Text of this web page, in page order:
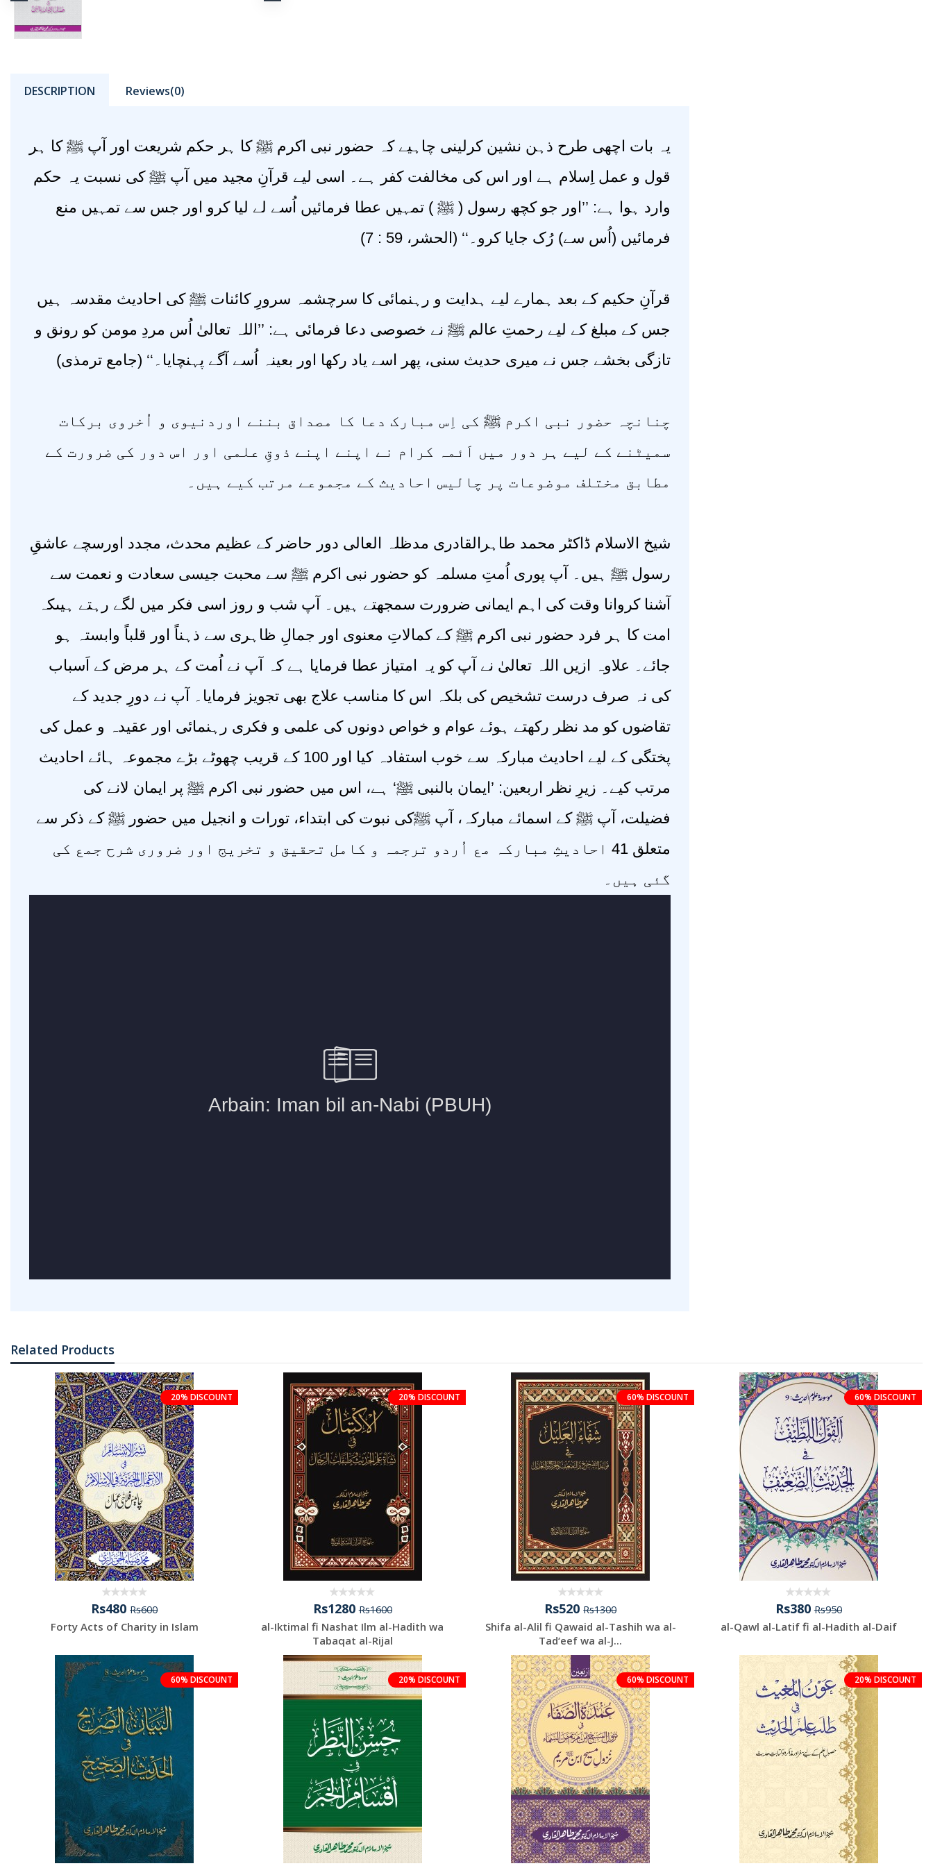
DESCRIPTION Reviews(0)
یہ بات اچھی طرح ذہن نشین کرلینی چاہیے کہ حضور نبی اکرم ﷺ کا ہر حکم شریعت اور آپ ﷺ کا ہر
قول و عمل اِسلام ہے اور اس کی مخالفت کفر ہے۔ اسی لیے قرآنِ مجید میں آپ ﷺ کی نسبت یہ حکم
وارد ہوا ہے: ’’اور جو کچھ رسول ( ﷺ ) تمہیں عطا فرمائیں اُسے لے لیا کرو اور جس سے تمہیں منع
فرمائیں (اُس سے) رُک جایا کرو۔‘‘ (الحشر، 59 : 7)
قرآنِ حکیم کے بعد ہمارے لیے ہدایت و رہنمائی کا سرچشمہ سرورِ کائنات ﷺ کی احادیث مقدسہ ہیں
جس کے مبلغ کے لیے رحمتِ عالم ﷺ نے خصوصی دعا فرمائی ہے: ’’اللہ تعالیٰ اُس مردِ مومن کو رونق و
تازگی بخشے جس نے میری حدیث سنی، پھر اسے یاد رکھا اور بعینہ اُسے آگے پہنچایا۔‘‘ (جامع ترمذی)
چنانچہ حضور نبی اکرم ﷺ کی اِس مبارک دعا کا مصداق بننے اوردنیوی و اُخروی برکات
سمیٹنے کے لیے ہر دور میں اَئمہ کرام نے اپنے اپنے ذوقِ علمی اور اس دور کی ضرورت کے
مطابق مختلف موضوعات پر چالیس احادیث کے مجموعے مرتب کیے ہیں۔
شیخ الاسلام ڈاکٹر محمد طاہرالقادری مدظلہ العالی دور حاضر کے عظیم محدث، مجدد اورسچے عاشقِ
رسول ﷺ ہیں۔ آپ پوری اُمتِ مسلمہ کو حضور نبی اکرم ﷺ سے محبت جیسی سعادت و نعمت سے
آشنا کروانا وقت کی اہم ایمانی ضرورت سمجھتے ہیں۔ آپ شب و روز اسی فکر میں لگے رہتے ہیںکہ
امت کا ہر فرد حضور نبی اکرم ﷺ کے کمالاتِ معنوی اور جمالِ ظاہری سے ذہناً اور قلباً وابستہ ہو
جائے۔ علاوہ ازیں اللہ تعالیٰ نے آپ کو یہ امتیاز عطا فرمایا ہے کہ آپ نے اُمت کے ہر مرض کے اَسباب
کی نہ صرف درست تشخیص کی بلکہ اس کا مناسب علاج بھی تجویز فرمایا۔ آپ نے دورِ جدید کے
تقاضوں کو مد نظر رکھتے ہوئے عوام و خواص دونوں کی علمی و فکری رہنمائی اور عقیدہ و عمل کی
پختگی کے لیے احادیث مبارکہ سے خوب استفادہ کیا اور 100 کے قریب چھوٹے بڑے مجموعہ ہائے احادیث
مرتب کیے۔ زیرِ نظر اربعین: ’ایمان بالنبی ﷺ‘ ہے، اس میں حضور نبی اکرم ﷺ پر ایمان لانے کی
فضیلت، آپ ﷺ کے اسمائے مبارکہ، آپ ﷺکی نبوت کی ابتداء، تورات و انجیل میں حضور ﷺ کے ذکر سے
متعلق 41 احادیثِ مبارکہ مع اُردو ترجمہ و کامل تحقیق و تخریج اور ضروری شرح جمع کی
گئی ہیں۔
Related Products
20% DISCOUNT
Rs480Rs600
Forty Acts of Charity in Islam
20% DISCOUNT
Rs1280Rs1600
al-Iktimal fi Nashat Ilm al-Hadith wa
Tabaqat al-Rijal
60% DISCOUNT
Rs520Rs1300
Shifa al-Alil fi Qawaid al-Tashih wa al-
Tad‘eef wa al-J...
60% DISCOUNT
Rs380Rs950
al-Qawl al-Latif fi al-Hadith al-Daif
60% DISCOUNT 20% DISCOUNT 60% DISCOUNT 20% DISCOUNT